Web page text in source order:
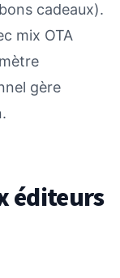
cadeaux).
mix OTA
gère
éditeurs